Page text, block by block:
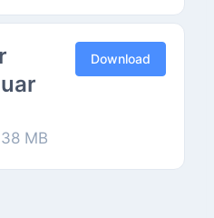
MB
Download